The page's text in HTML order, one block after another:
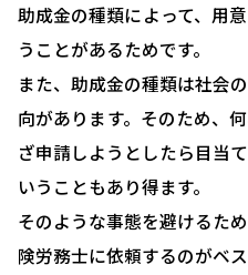
就業規則について
採用コンサルティング
人事評価制度について
確定拠出型年金につい
社会保険・給与計算に
労務システム管理につ
助成金の種類によって、用
うことがあるためです。
また、助成金の種類は社会
向があります。そのため、
ざ申請しようとしたら目当
いうこともあり得ます。
そのような事態を避けるた
険労務士に依頼するのがベス